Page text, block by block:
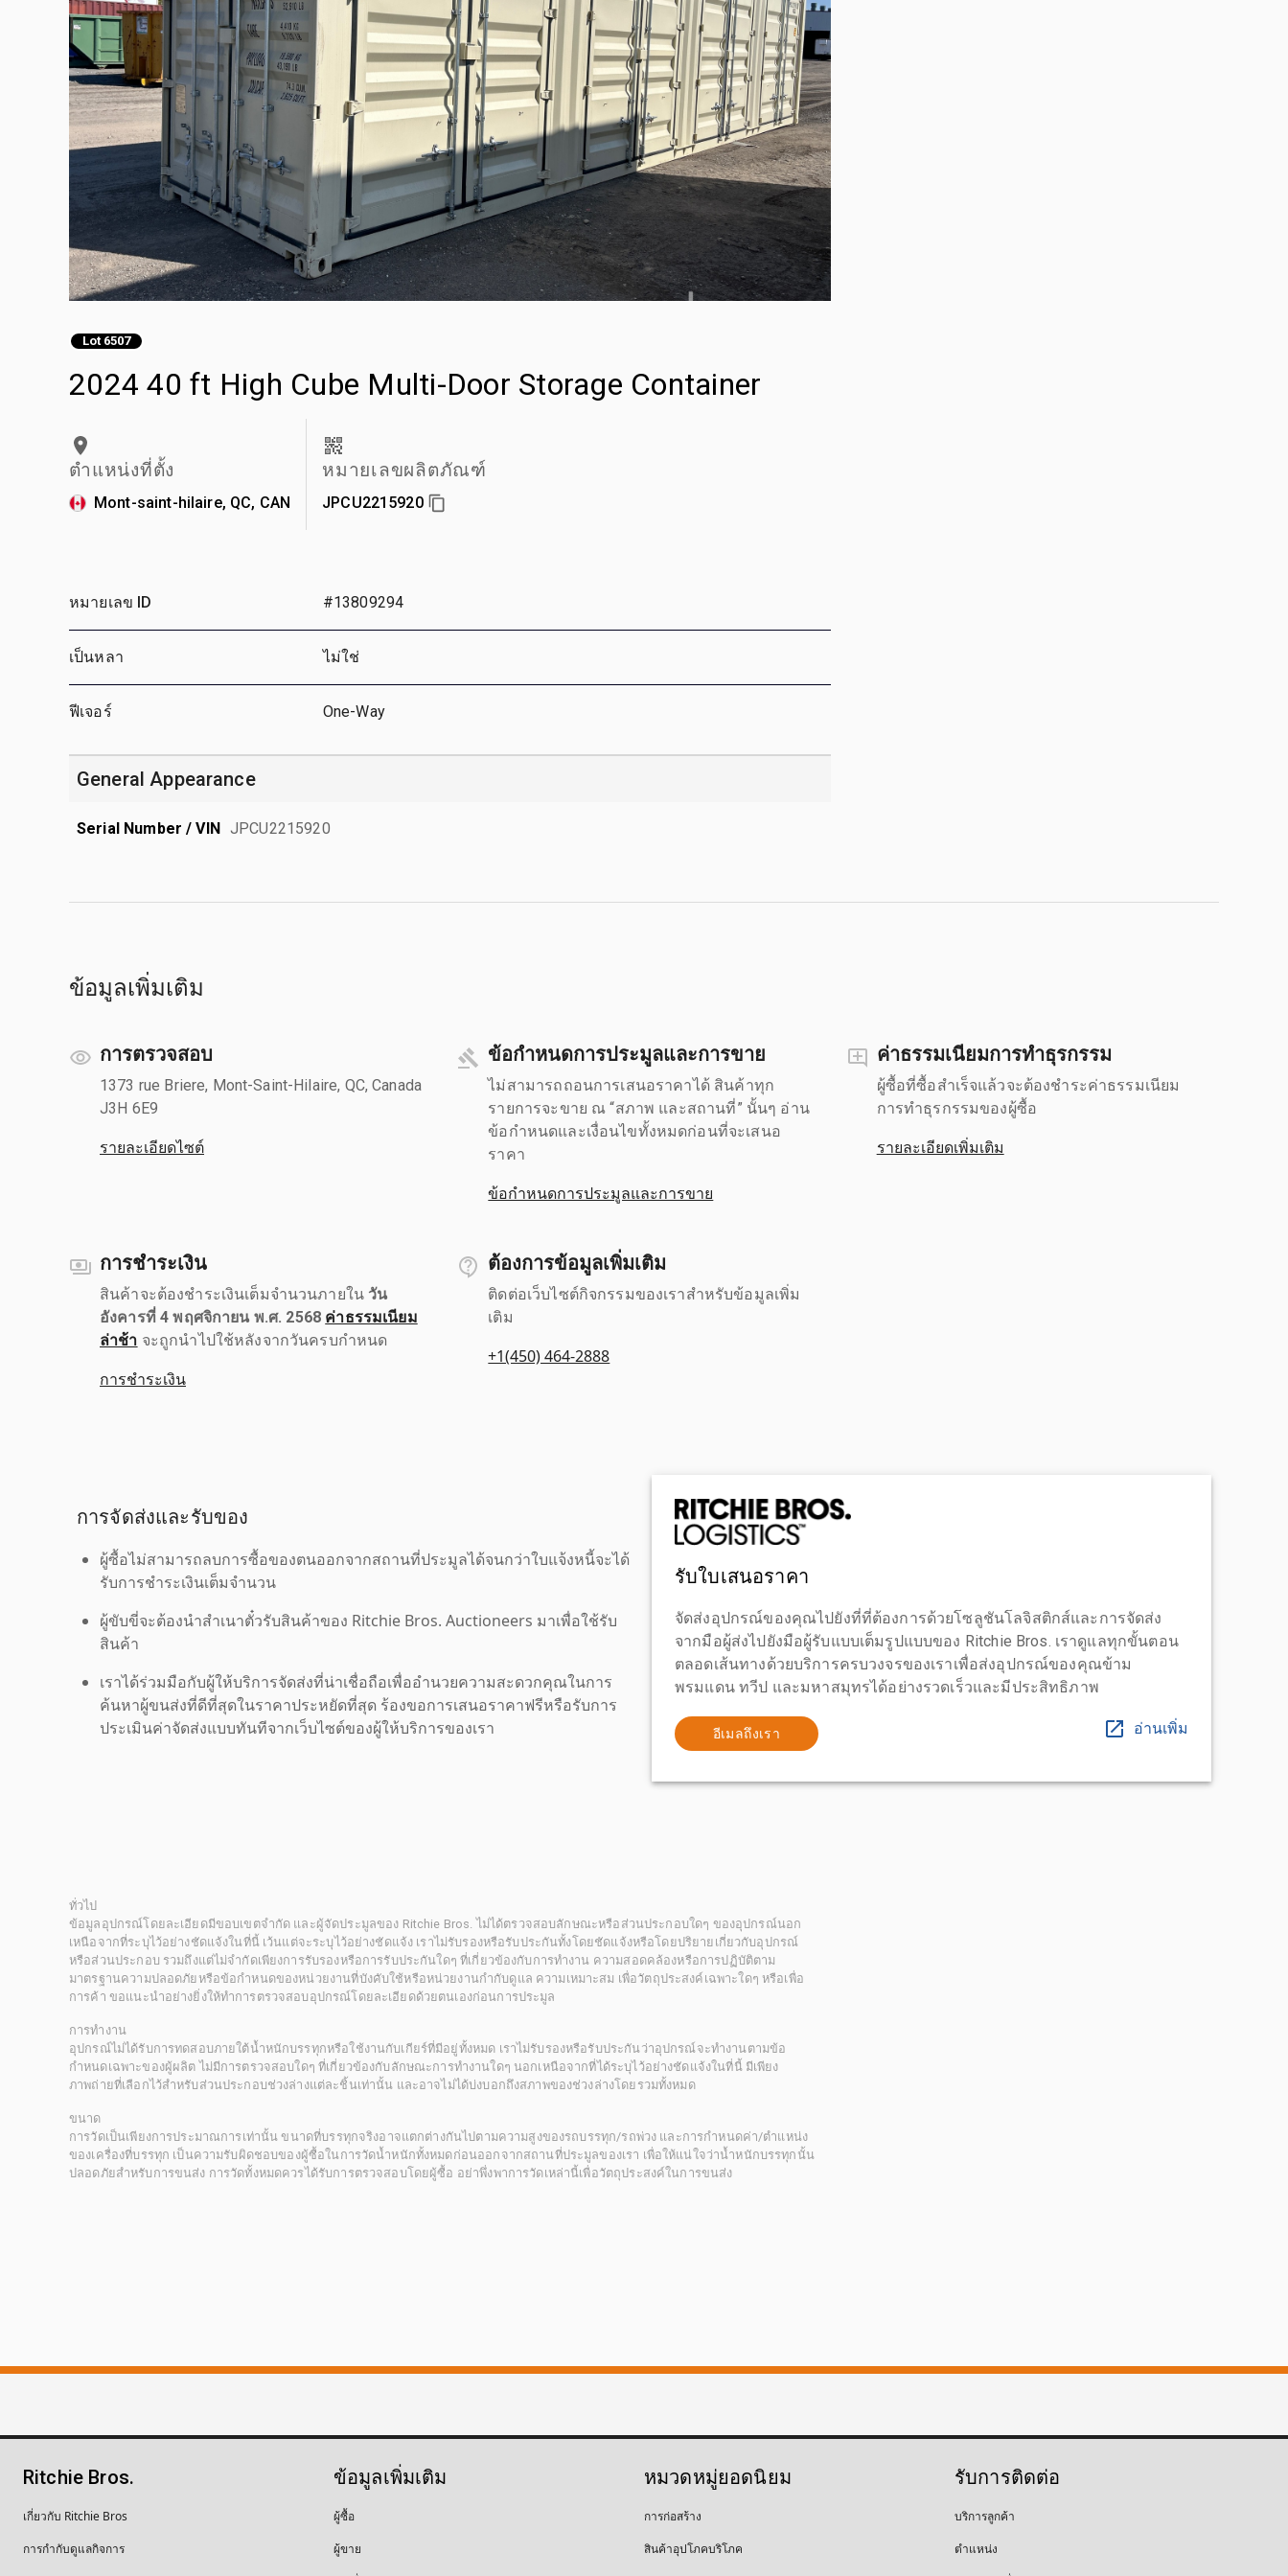
Lot 6507
2024 40 ft High Cube Multi-Door Storage Container
ตำแหน่งที่ตั้ง
Mont-saint-hilaire, QC, CAN
หมายเลขผลิตภัณฑ์
JPCU2215920
หมายเลข ID #13809294
เป็นหลา ไม่ใช่
ฟีเจอร์ One-Way
General Appearance
Serial Number / VIN JPCU2215920
ข้อมูลเพิ่มเติม
การตรวจสอบ
1373 rue Briere, Mont-Saint-Hilaire, QC, Canada
J3H 6E9
รายละเอียดไซต์
ข้อกำหนดการประมูลและการขาย
ไม่สามารถถอนการเสนอราคาได้ สินค้าทุก
รายการจะขาย ณ “สภาพ และสถานที่” นั้นๆ อ่าน
ข้อกำหนดและเงื่อนไขทั้งหมดก่อนที่จะเสนอ
ราคา
ข้อกำหนดการประมูลและการขาย
ค่าธรรมเนียมการทำธุรกรรม
ผู้ซื้อที่ซื้อสำเร็จแล้วจะต้องชำระค่าธรรมเนียม
การทำธุรกรรมของผู้ซื้อ
รายละเอียดเพิ่มเติม
การชำระเงิน
สินค้าจะต้องชำระเงินเต็มจำนวนภายใน วัน
อังคารที่ 4 พฤศจิกายน พ.ศ. 2568 ค่าธรรมเนียม
ล่าช้า จะถูกนำไปใช้หลังจากวันครบกำหนด
การชำระเงิน
ต้องการข้อมูลเพิ่มเติม
ติดต่อเว็บไซต์กิจกรรมของเราสำหรับข้อมูลเพิ่ม
เติม
+1(450) 464-2888
การจัดส่งและรับของ
ผู้ซื้อไม่สามารถลบการซื้อของตนออกจากสถานที่ประมูลได้จนกว่าใบแจ้งหนี้จะได้
รับการชำระเงินเต็มจำนวน
ผู้ขับขี่จะต้องนำสำเนาตั๋วรับสินค้าของ Ritchie Bros. Auctioneers มาเพื่อใช้รับ
สินค้า
เราได้ร่วมมือกับผู้ให้บริการจัดส่งที่น่าเชื่อถือเพื่ออำนวยความสะดวกคุณในการ
ค้นหาผู้ขนส่งที่ดีที่สุดในราคาประหยัดที่สุด ร้องขอการเสนอราคาฟรีหรือรับการ
ประเมินค่าจัดส่งแบบทันทีจากเว็บไซต์ของผู้ให้บริการของเรา
รับใบเสนอราคา
จัดส่งอุปกรณ์ของคุณไปยังที่ที่ต้องการด้วยโซลูชันโลจิสติกส์และการจัดส่ง
จากมือผู้ส่งไปยังมือผู้รับแบบเต็มรูปแบบของ Ritchie Bros. เราดูแลทุกขั้นตอน
ตลอดเส้นทางด้วยบริการครบวงจรของเราเพื่อส่งอุปกรณ์ของคุณข้าม
พรมแดน ทวีป และมหาสมุทรได้อย่างรวดเร็วและมีประสิทธิภาพ
อีเมลถึงเรา อ่านเพิ่ม
ทั่วไป
ข้อมูลอุปกรณ์โดยละเอียดมีขอบเขตจำกัด และผู้จัดประมูลของ Ritchie Bros. ไม่ได้ตรวจสอบลักษณะหรือส่วนประกอบใดๆ ของอุปกรณ์นอก
เหนือจากที่ระบุไว้อย่างชัดแจ้งในที่นี้ เว้นแต่จะระบุไว้อย่างชัดแจ้ง เราไม่รับรองหรือรับประกันทั้งโดยชัดแจ้งหรือโดยปริยายเกี่ยวกับอุปกรณ์
หรือส่วนประกอบ รวมถึงแต่ไม่จำกัดเพียงการรับรองหรือการรับประกันใดๆ ที่เกี่ยวข้องกับการทำงาน ความสอดคล้องหรือการปฏิบัติตาม
มาตรฐานความปลอดภัยหรือข้อกำหนดของหน่วยงานที่บังคับใช้หรือหน่วยงานกำกับดูแล ความเหมาะสม เพื่อวัตถุประสงค์เฉพาะใดๆ หรือเพื่อ
การค้า ขอแนะนำอย่างยิ่งให้ทำการตรวจสอบอุปกรณ์โดยละเอียดด้วยตนเองก่อนการประมูล
การทำงาน
อุปกรณ์ไม่ได้รับการทดสอบภายใต้น้ำหนักบรรทุกหรือใช้งานกับเกียร์ที่มีอยู่ทั้งหมด เราไม่รับรองหรือรับประกันว่าอุปกรณ์จะทำงานตามข้อ
กำหนดเฉพาะของผู้ผลิต ไม่มีการตรวจสอบใดๆ ที่เกี่ยวข้องกับลักษณะการทำงานใดๆ นอกเหนือจากที่ได้ระบุไว้อย่างชัดแจ้งในที่นี้ มีเพียง
ภาพถ่ายที่เลือกไว้สำหรับส่วนประกอบช่วงล่างแต่ละชิ้นเท่านั้น และอาจไม่ได้บ่งบอกถึงสภาพของช่วงล่างโดยรวมทั้งหมด
ขนาด
การวัดเป็นเพียงการประมาณการเท่านั้น ขนาดที่บรรทุกจริงอาจแตกต่างกันไปตามความสูงของรถบรรทุก/รถพ่วง และการกำหนดค่า/ตำแหน่ง
ของเครื่องที่บรรทุก เป็นความรับผิดชอบของผู้ซื้อในการวัดน้ำหนักทั้งหมดก่อนออกจากสถานที่ประมูลของเรา เพื่อให้แน่ใจว่าน้ำหนักบรรทุกนั้น
ปลอดภัยสำหรับการขนส่ง การวัดทั้งหมดควรได้รับการตรวจสอบโดยผู้ซื้อ อย่าพึ่งพาการวัดเหล่านี้เพื่อวัตถุประสงค์ในการขนส่ง
Ritchie Bros.
เกี่ยวกับ Ritchie Bros
การกำกับดูแลกิจการ
ข้อมูลเพิ่มเติม
ผู้ซื้อ
ผู้ขาย
หมวดหมู่ยอดนิยม
การก่อสร้าง
สินค้าอุปโภคบริโภค
รับการติดต่อ
บริการลูกค้า
ตำแหน่ง